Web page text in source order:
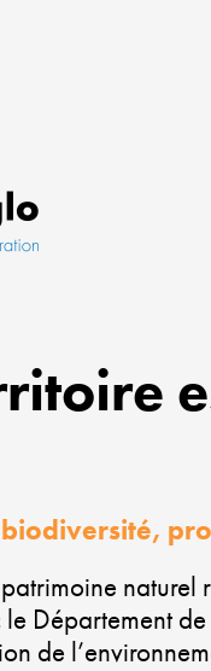
le Département
de